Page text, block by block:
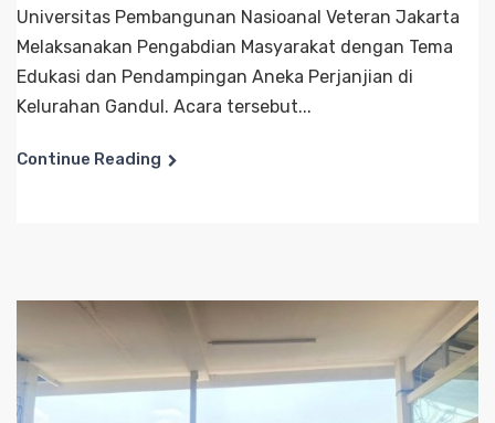
Universitas Pembangunan Nasioanal Veteran Jakarta
Melaksanakan Pengabdian Masyarakat dengan Tema
Edukasi dan Pendampingan Aneka Perjanjian di
Kelurahan Gandul. Acara tersebut...
Continue Reading